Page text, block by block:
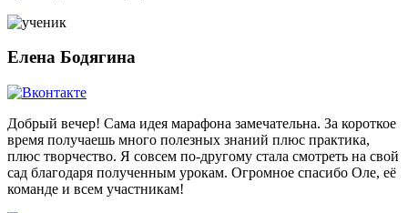
Елена Бодягина
Добрый вечер! Сама идея марафона замечательна. За короткое
время получаешь много полезных знаний плюс практика,
плюс творчество. Я совсем по-другому стала смотреть на свой
сад благодаря полученным урокам. Огромное спасибо Оле, её
команде и всем участникам!